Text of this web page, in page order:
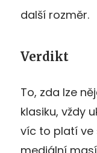
další rozměr.
Verdikt
To, zda lze
klasiku, vždy
víc to platí ve